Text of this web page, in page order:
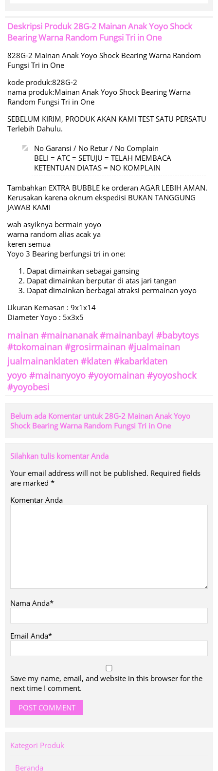
Deskripsi Produk28G-2 Mainan Anak Yoyo Shock
Bearing Warna Random Fungsi Tri in One
828G-2 Mainan Anak Yoyo Shock Bearing Warna Random
Fungsi Tri in One
kode produk:828G-2
nama produk:Mainan Anak Yoyo Shock Bearing Warna
Random Fungsi Tri in One
SEBELUM KIRIM, PRODUK AKAN KAMI TEST SATU PERSATU
Terlebih Dahulu.
No Garansi / No Retur / No Complain
BELI = ATC = SETUJU = TELAH MEMBACA
KETENTUAN DIATAS = NO KOMPLAIN
Tambahkan EXTRA BUBBLE ke orderan AGAR LEBIH AMAN.
Kerusakan karena oknum ekspedisi BUKAN TANGGUNG
JAWAB KAMI
wah asyiknya bermain yoyo
warna random alias acak ya
keren semua
Yoyo 3 Bearing berfungsi tri in one:
Dapat dimainkan sebagai gansing
Dapat dimainkan berputar di atas jari tangan
Dapat dimainkan berbagai atraksi permainan yoyo
Ukuran Kemasan : 9x1x14
Diameter Yoyo : 5x3x5
mainan #mainananak #mainanbayi #babytoys
#tokomainan #grosirmainan #jualmainan
jualmainanklaten #klaten #kabarklaten
yoyo #mainanyoyo #yoyomainan #yoyoshock
#yoyobesi
Belum ada Komentar untuk 28G-2 Mainan Anak Yoyo
Shock Bearing Warna Random Fungsi Tri in One
Silahkan tulis komentar Anda
Your email address will not be published. Required fields
are marked *
Komentar Anda
Nama Anda*
Email Anda*
Save my name, email, and website in this browser for the
next time I comment.
Kategori Produk
Beranda